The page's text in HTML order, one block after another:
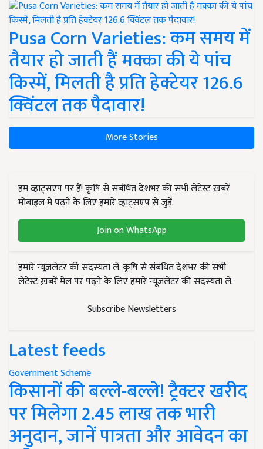
Pusa Corn Varieties: कम समय में
तैयार हो जाती हैं मक्का की ये पांच
किस्में, मिलती है प्रति हेक्टेयर 126.6
क्विंटल तक पैदावार!
More Stories
हम व्हाट्सएप पर हैं! कृषि से संबंधित देशभर की सभी लेटेस्ट ख़बरें
मोबाइल में पढ़ने के लिए हमारे व्हाट्सएप से जुड़ें.
Join on WhatsApp
हमारे न्यूज़लेटर की सदस्यता लें. कृषि से संबंधित देशभर की सभी
लेटेस्ट ख़बरें मेल पर पढ़ने के लिए हमारे न्यूज़लेटर की सदस्यता लें.
Subscribe Newsletters
Latest feeds
Government Scheme
किसानों की बल्ले-बल्ले! ट्रैक्टर खरीद
पर मिलेगा 2.45 लाख तक भारी
अनुदान, जानें पात्रता और आवेदन का